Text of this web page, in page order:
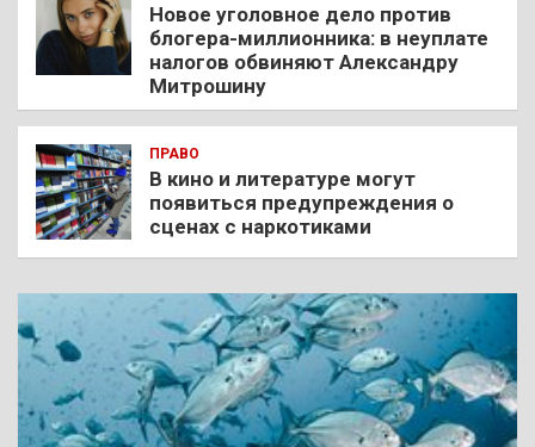
Новое уголовное дело против
блогера-миллионника: в неуплате
налогов обвиняют Александру
Митрошину
ПРАВО
В кино и литературе могут
появиться предупреждения о
сценах с наркотиками